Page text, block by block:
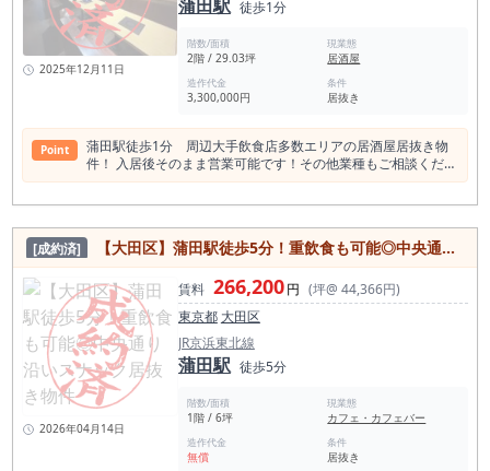
2025年12月11日
蒲田駅 徒歩1分
階数/面積
2階 / 29.03坪
現業態
居酒屋
造作代金
3,300,000円
条件
居抜き
Point
蒲田駅徒歩1分 周辺大手飲食店多数エリアの居酒屋居抜き物
件！ 入居後そのまま営業可能です！その他業種もご相談くださ
い！ 是非一度お問い合わせください！
[成約済] 【大田区】蒲田駅徒歩5分！重飲食も可能◎中央通り沿いスナック居抜き物件
2026年04月14日
賃料 266,200円 (坪@ 44,366円)
東京都 大田区
JR京浜東北線
蒲田駅 徒歩5分
階数/面積
1階 / 6坪
現業態
カフェ・カフェバー
造作代金
無償
条件
居抜き